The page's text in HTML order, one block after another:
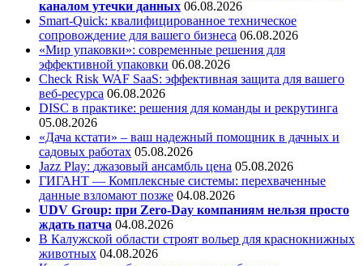
каналом утечки данных 06.08.2026
Smart-Quick: квалифицированное техническое
сопровождение для вашего бизнеса 06.08.2026
«Мир упаковки»: современные решения для
эффективной упаковки 06.08.2026
Check Risk WAF SaaS: эффективная защита для вашего
веб-ресурса 06.08.2026
DISC в практике: решения для команды и рекрутинга
05.08.2026
«Дача кстати» – ваш надежный помощник в дачных и
садовых работах 05.08.2026
Jazz Play: джазовый ансамбль цена 05.08.2026
ГИГАНТ — Комплексные системы: перехваченные
данные взломают позже 04.08.2026
UDV Group: при Zero-Day компаниям нельзя просто
ждать патча 04.08.2026
В Калужской области строят вольер для краснокнижных
животных 04.08.2026